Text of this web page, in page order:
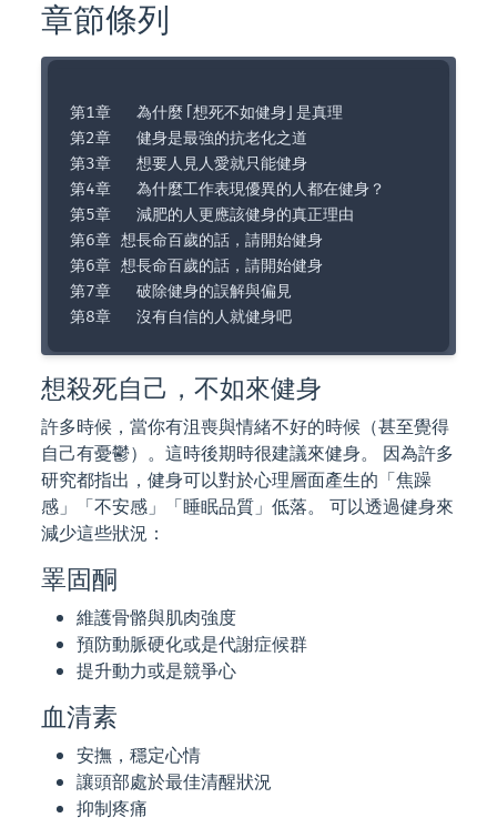
章節條列
第1章 　為什麼「想死不如健身」是真理
第2章 　健身是最強的抗老化之道
第3章 　想要人見人愛就只能健身
第4章 　為什麼工作表現優異的人都在健身？
第5章 　減肥的人更應該健身的真正理由
第6章 想長命百歲的話，請開始健身
第6章 想長命百歲的話，請開始健身
第7章 　破除健身的誤解與偏見
想殺死自己，不如來健身
許多時候，當你有沮喪與情緒不好的時候（甚至覺得
自己有憂鬱）。這時後期時很建議來健身。 因為許多
研究都指出，健身可以對於心理層面產生的「焦躁
感」「不安感」「睡眠品質」低落。 可以透過健身來
減少這些狀況：
睪固酮
維護骨骼與肌肉強度
預防動脈硬化或是代謝症候群
提升動力或是競爭心
血清素
安撫，穩定心情
讓頭部處於最佳清醒狀況
抑制疼痛